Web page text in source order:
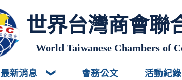
世界台灣商會聯
World Taiwanese Chambers of
最新消息 會務公文 活動紀錄